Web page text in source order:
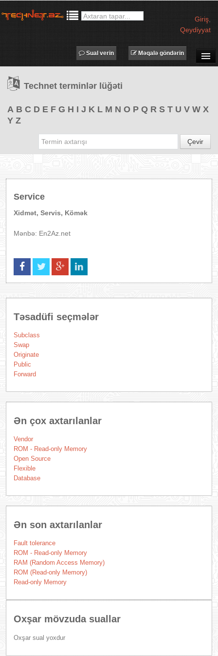
Giriş
Qeydiyyat
TƏDBİRLƏR
PROQRAMLAR
Məqalə göndərin
Sual verin
Technet terminlər lüğəti
A B C D E F G H I J K L M N O P Q R S T U V W X
Y Z
Çevir
Service
Xidmət, Servis, Kömək
Mənbə: En2Az.net
Təsadüfi seçmələr
Subclass
Swap
Originate
Public
Forward
Ən çox axtarılanlar
Vendor
ROM - Read-only Memory
Open Source
Flexible
Database
Ən son axtarılanlar
Fault tolerance
ROM - Read-only Memory
RAM (Random Access Memory)
ROM (Read-only Memory)
Read-only Memory
Oxşar mövzuda suallar
Oxşar sual yoxdur